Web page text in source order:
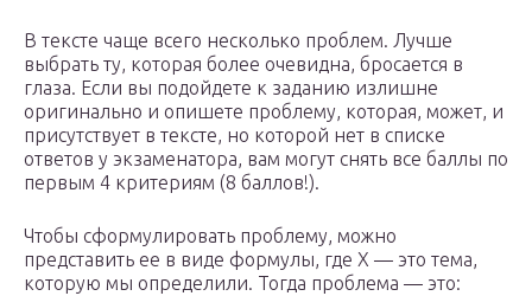
В тексте чаще всего несколько проблем. Лучше
выбрать ту, которая более очевидна, бросается в
глаза. Если вы подойдете к заданию излишне
оригинально и опишете проблему, которая, может, и
присутствует в тексте, но которой нет в списке
ответов у экзаменатора, вам могут снять все баллы по
первым 4 критериям (8 баллов!).
Чтобы сформулировать проблему, можно
представить ее в виде формулы, где X — это тема,
которую мы определили. Тогда проблема — это: